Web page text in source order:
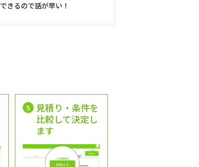
できるので話が早い！
5
見積り・条件を
比較して決定し
ます